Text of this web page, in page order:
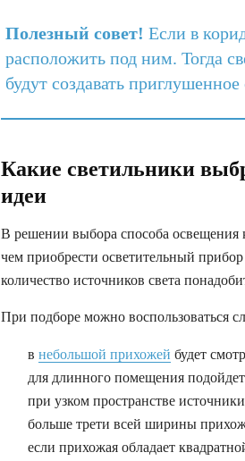
Полезный совет! Если в
расположить под ним. Тогда
будут создавать приглушенное
Какие светильники
идеи
В решении выбора способа освещения
чем приобрести осветительный
количество источников света
При подборе можно воспользоваться
в небольшой прихожей будет
для длинного помещения
при узком пространстве
больше трети всей ширины
если прихожая обладает